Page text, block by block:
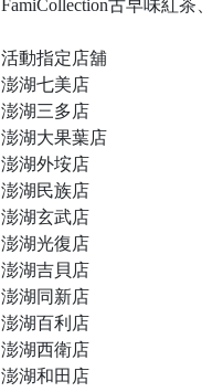
FamiCollection古早味紅茶
活動指定店舖
澎湖七美店
澎湖三多店
澎湖大果葉店
澎湖外垵店
澎湖民族店
澎湖玄武店
澎湖光復店
澎湖吉貝店
澎湖同新店
澎湖百利店
澎湖西衛店
澎湖和田店